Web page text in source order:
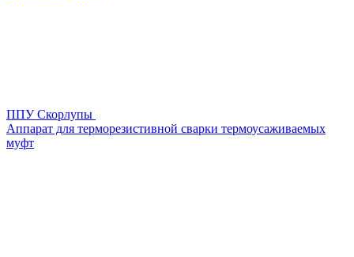
ППУ Скорлупы
Аппарат для терморезистивной сварки термоусаживаемых
муфт